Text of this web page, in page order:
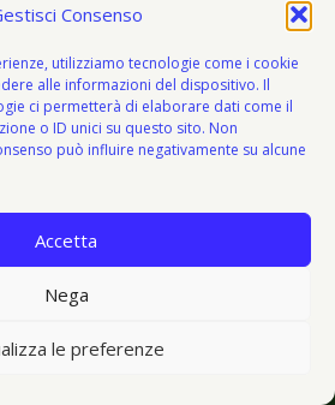
Consenso
utilizziamo tecnologie come i cookie
alle informazioni del dispositivo. Il
ci permetterà di elaborare dati come il
o ID unici su questo sito. Non
può influire negativamente su alcune
Accetta
Nega
le preferenze
Bacheca del donatore
Kadence WP